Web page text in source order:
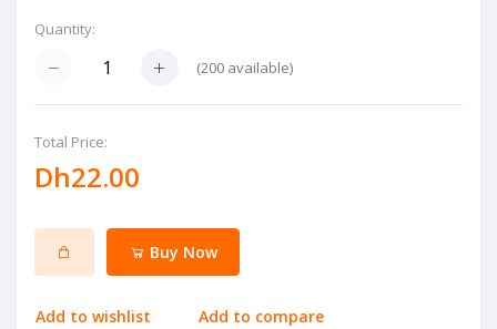
Quantity:
(200 available)
Total Price:
Dh22.00
Buy Now
Add to wishlist Add to compare